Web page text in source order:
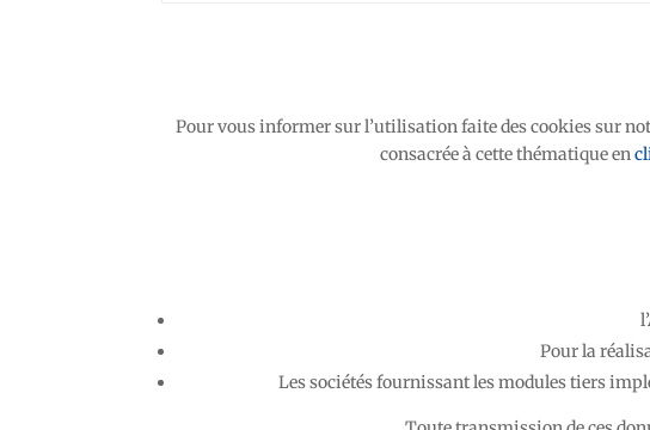
Pour vous informer sur l’utilisation faite des cookies sur
consacrée à cette thématique en
Pour la
Les sociétés fournissant les modules tiers